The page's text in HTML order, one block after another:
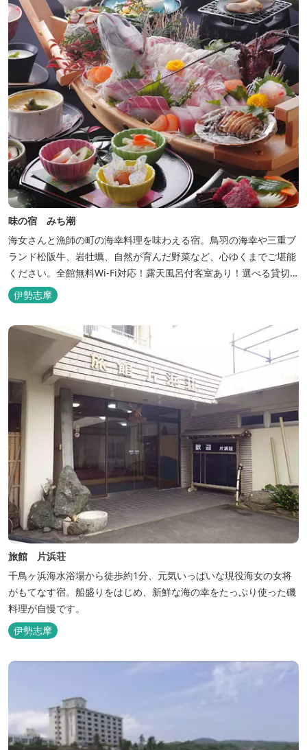
味の宿 みち潮
海女さんと漁師の町の海幸料理を味わえる宿。鳥羽の海幸や三重ブ
ランド松阪牛、岩牡蠣、自然が育んだ野菜など、心ゆくまでご堪能
ください。全館無料Wi-Fi対応！露天風呂付客室あり！選べる貸切
風呂も人気♪相差町内にはパワースポット石神さん（神明神社）あ
り！伊勢神宮・おかげ横丁まで最短40分！鳥羽十景にも選ばれた千
鳥ヶ浜は当館の目の前！宿を一歩出れば、満天の星空！周りに何も
ない場所だからこそ、星空がき...
伊勢志摩
旅館 片浜荘
千鳥ヶ浜海水浴場から徒歩約1分、元気いっぱいな現役海女の女将
がもてなす宿。船盛りをはじめ、新鮮な海の幸をたっぷり使った磯
料理が自慢です。
伊勢志摩